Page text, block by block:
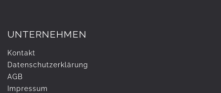
UNTERNEHMEN
Kontakt
Daten­schutz­erklärung
AGB
Impressum